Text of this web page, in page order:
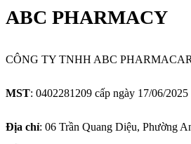
ABC PHARMACY
CÔNG TY TNHH ABC
MST: 0402281209 cấp ngày 17/06/2025
Địa chỉ: 06 Trần Quang Diệu, Phường